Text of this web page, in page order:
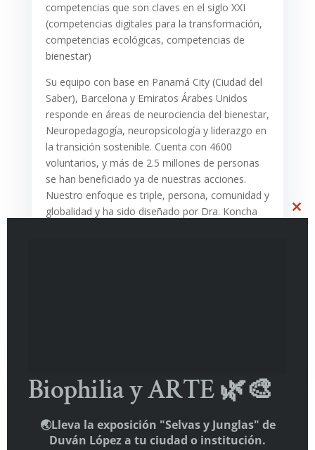
competencias que son claves en el siglo XXI
(competencias digitales para la transformación,
competencias ecológicas, competencias de
bienestar)
Su equipo con base en Panamá City (Ciudad del
Saber), Barcelona y Emiratos Árabes Unidos
responde en áreas de neurociencia del bienestar,
Neuropedagogía, neuropsicología y liderazgo en
la transición sostenible. Cuenta con 4600
voluntarios, y más de 2.5 millones de personas
se han beneficiado ya de nuestras acciones.
Nuestro enfoque es triple, persona, comunidad y
globalidad y ha sido diseñado por Dra. Koncha